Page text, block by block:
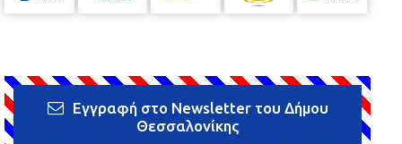
Εγγραφή στο Newsletter του Δήμου
Θεσσαλονίκης